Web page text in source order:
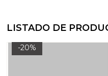
LISTADO DE
-20%